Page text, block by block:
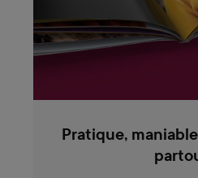
Pratique,